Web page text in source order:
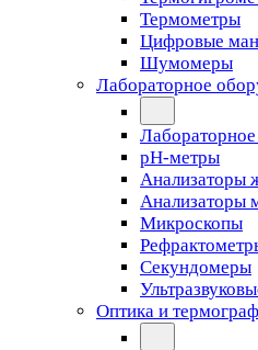
Термометры
Цифровые
Шумомеры
Лабораторное
pH-метры
Анализаторы
Анализаторы
Микроскопы
Секундомеры
Оптика и